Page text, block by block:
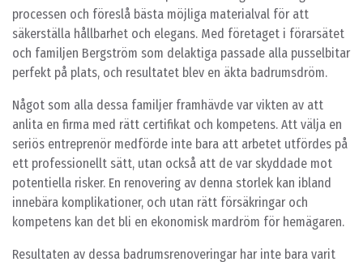
processen och föreslå bästa möjliga materialval för att
säkerställa hållbarhet och elegans. Med företaget i förarsätet
och familjen Bergström som delaktiga passade alla pusselbitar
perfekt på plats, och resultatet blev en äkta badrumsdröm.
Något som alla dessa familjer framhävde var vikten av att
anlita en firma med rätt certifikat och kompetens. Att välja en
seriös entreprenör medförde inte bara att arbetet utfördes på
ett professionellt sätt, utan också att de var skyddade mot
potentiella risker. En renovering av denna storlek kan ibland
innebära komplikationer, och utan rätt försäkringar och
kompetens kan det bli en ekonomisk mardröm för hemägaren.
Resultaten av dessa badrumsrenoveringar har inte bara varit